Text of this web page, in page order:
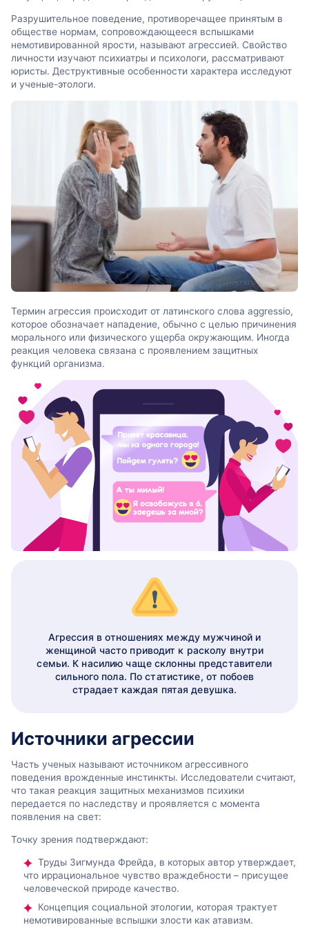
Разрушительное поведение, противоречащее принятым в
обществе нормам, сопровождающееся вспышками
немотивированной ярости, называют агрессией. Свойство
личности изучают психиатры и психологи, рассматривают
юристы. Деструктивные особенности характера исследуют
и ученые-этологи.
Термин агрессия происходит от латинского слова aggressio,
которое обозначает нападение, обычно с целью причинения
морального или физического ущерба окружающим. Иногда
реакция человека связана с проявлением защитных
функций организма.
Агрессия в отношениях между мужчиной и
женщиной часто приводит к расколу внутри
семьи. К насилию чаще склонны представители
сильного пола. По статистике, от побоев
страдает каждая пятая девушка.
Источники агрессии
Часть ученых называют источником агрессивного
поведения врожденные инстинкты. Исследователи считают,
что такая реакция защитных механизмов психики
передается по наследству и проявляется с момента
появления на свет:
Точку зрения подтверждают:
Труды Зигмунда Фрейда, в которых автор утверждает,
что иррациональное чувство враждебности – присущее
человеческой природе качество.
Концепция социальной этологии, которая трактует
немотивированные вспышки злости как атавизм.